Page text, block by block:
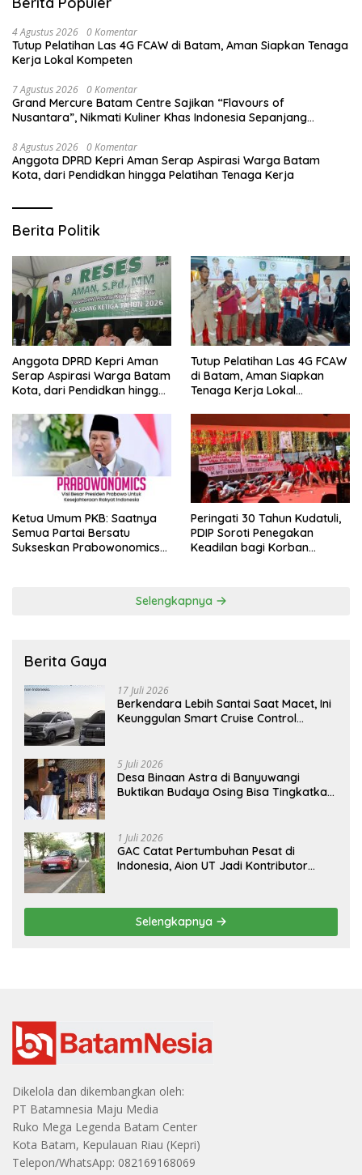
4 Agustus 2026 0 Komentar
Tutup Pelatihan Las 4G FCAW di Batam, Aman Siapkan Tenaga
Kerja Lokal Kompeten
7 Agustus 2026 0 Komentar
Grand Mercure Batam Centre Sajikan “Flavours of
Nusantara”, Nikmati Kuliner Khas Indonesia Sepanjang
8 Agustus 2026 0 Komentar
Anggota DPRD Kepri Aman Serap Aspirasi Warga Batam
Kota, dari Pendidkan hingga Pelatihan Tenaga Kerja
Berita Politik
Anggota DPRD Kepri Aman
Serap Aspirasi Warga Batam
Kota, dari Pendidkan hingga
Tutup Pelatihan Las 4G FCAW
di Batam, Aman Siapkan
Tenaga Kerja Lokal
Ketua Umum PKB: Saatnya
Semua Partai Bersatu
Sukseskan Prabowonomics
Peringati 30 Tahun Kudatuli,
PDIP Soroti Penegakan
Keadilan bagi Korban
Selengkapnya
Berita Gaya
17 Juli 2026
Berkendara Lebih Santai Saat Macet, Ini
Keunggulan Smart Cruise Control
5 Juli 2026
Desa Binaan Astra di Banyuwangi
Buktikan Budaya Osing Bisa Tingkatkan
1 Juli 2026
GAC Catat Pertumbuhan Pesat di
Indonesia, Aion UT Jadi Kontributor
Selengkapnya
Dikelola dan dikembangkan oleh:
PT Batamnesia Maju Media
Ruko Mega Legenda Batam Center
Kota Batam, Kepulauan Riau (Kepri)
Telepon/WhatsApp: 082169168069